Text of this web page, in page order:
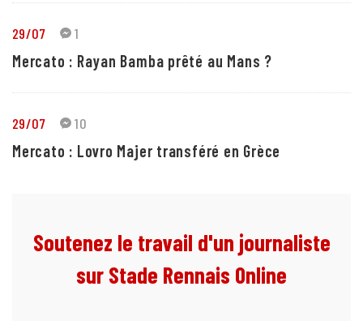
29/07 1
Mercato : Rayan Bamba prêté au Mans ?
29/07 10
Mercato : Lovro Majer transféré en Grèce
Soutenez le travail d'un journaliste
sur Stade Rennais Online